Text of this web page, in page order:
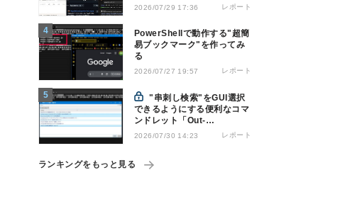
2026/07/29 17:36 レポート
PowerShellで動作する"超簡
易ブックマーク"を作ってみ
る
2026/07/27 19:57 レポート
"串刺し検索"をGUI選択
できるようにする便利なコマ
ンドレット「Out-
GridView」を使う
2026/07/30 14:23 レポート
ランキングをもっと見る